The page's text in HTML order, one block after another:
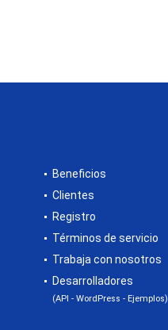
Beneficios
Clientes
Registro
Términos de servicio
Trabaja con nosotros
Desarrolladores
(API - WordPress - Ejemplos)